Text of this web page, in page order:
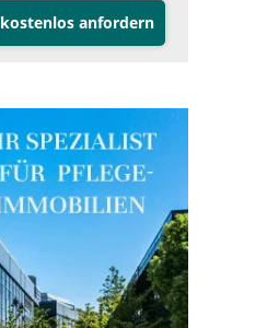
kostenlos anfordern